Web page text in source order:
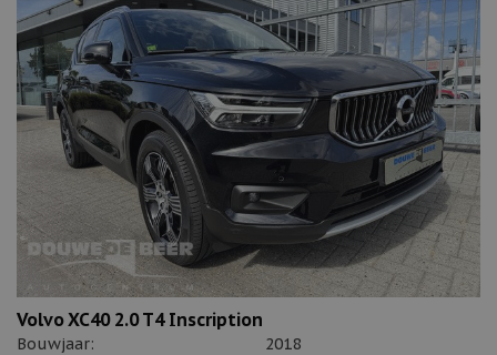
Volvo XC40 2.0 T4 Inscription
Bouwjaar:
2018